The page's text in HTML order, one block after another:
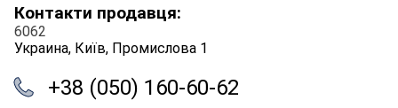
Контакти продавця:
6062
Украина, Київ, Промислова 1
+38 (050) 160-60-62